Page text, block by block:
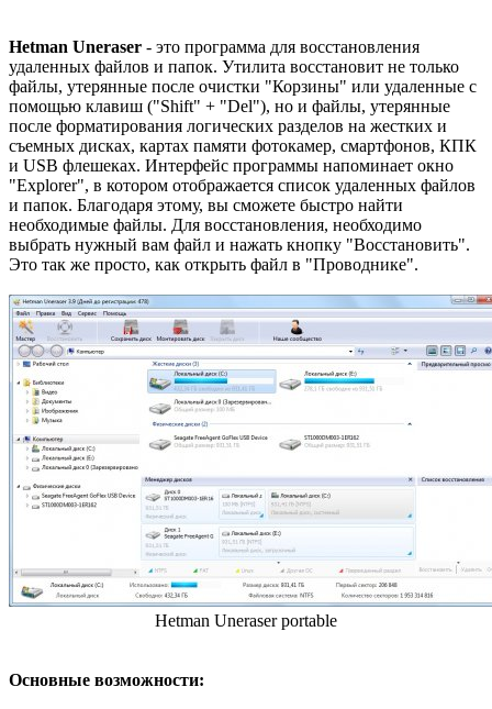
Hetman Uneraser - это программа для восстановления
удаленных файлов и папок. Утилита восстановит не только
файлы, утерянные после очистки "Корзины" или удаленные с
помощью клавиш ("Shift" + "Del"), но и файлы, утерянные
после форматирования логических разделов на жестких и
съемных дисках, картах памяти фотокамер, смартфонов, КПК
и USB флешеках. Интерфейс программы напоминает окно
"Explorer", в котором отображается список удаленных файлов
и папок. Благодаря этому, вы сможете быстро найти
необходимые файлы. Для восстановления, необходимо
выбрать нужный вам файл и нажать кнопку "Восстановить".
Это так же просто, как открыть файл в "Проводнике".
Hetman Uneraser portable
Основные возможности: